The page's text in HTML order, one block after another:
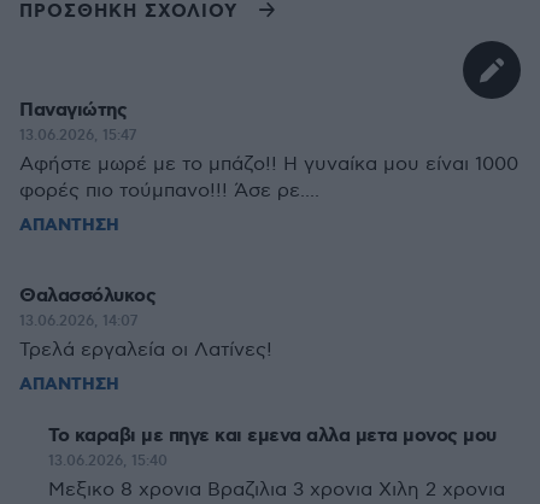
ΠΡΟΣΘΗΚΗ ΣΧΟΛΙΟΥ
Παναγιώτης
13.06.2026, 15:47
Αφήστε μωρέ με το μπάζο!! Η γυναίκα μου είναι 1000
φορές πιο τούμπανο!!! Άσε ρε....
ΑΠΑΝΤΗΣΗ
Θαλασσόλυκος
13.06.2026, 14:07
Τρελά εργαλεία οι Λατίνες!
ΑΠΑΝΤΗΣΗ
Το καραβι με πηγε και εμενα αλλα μετα μονος μου
13.06.2026, 15:40
Μεξικο 8 χρονια Βραζιλια 3 χρονια Χιλη 2 χρονια